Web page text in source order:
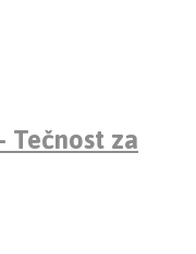
Tečnost za